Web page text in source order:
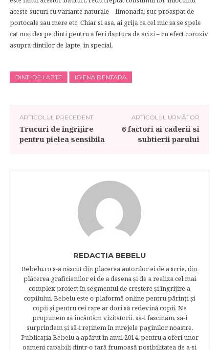
aceste sucuri cu variante naturale – limonada, suc proaspat de
portocale sau mere etc. Chiar si asa, ai grija ca cel mic sa se spele
cat mai des pe dinti pentru a feri dantura de acizi – cu efect coroziv
asupra dintilor de lapte, in special.
DINTI DE LAPTE IGIENA DENTARA
ARTICOLUL PRECEDENT
Trucuri de ingrijire
pentru pielea sensibila
ARTICOLUL URMĂTOR
6 factori ai caderii si
subtierii parului
REDACTIA BEBELU
Bebelu.ro s-a născut din plăcerea autorilor ei de a scrie, din
plăcerea graficienilor ei de a desena şi de a realiza cel mai
complex proiect în segmentul de creştere şi îngrijire a
copilului. Bebelu este o plaformă online pentru părinţi şi
copii şi pentru cei care ar dori să redevină copii. Ne
propunem să încântăm vizitatorii, să-i fascinăm, să-i
surprindem şi să-i reţinem în mrejele paginilor noastre.​
Publicația Bebelu a apărut în anul 2014, pentru a oferi unor
oameni capabili dintr-o ţară frumoasă posibilitatea de a-şi